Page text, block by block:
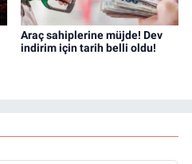
Araç sahiplerine müjde! Dev
indirim için tarih belli oldu!